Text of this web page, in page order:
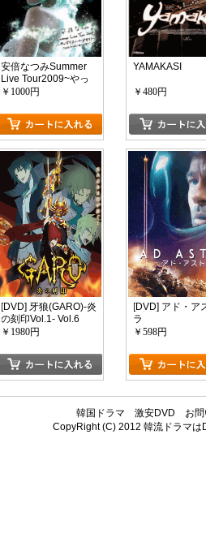
安倍なつみSummer
Live Tour2009~やっ
ぱりスニーカーがす
な誓い”
￥1000円
YAMAKASI
￥480円
[DVD] 牙狼(GARO)-炎
の刻印Vol.1- Vol.6
￥1980円
[DVD] アド・ア
ラ
￥598円
韓国ドラマ 激安DVD
お
CopyRight (C) 2012韓流ドラマは